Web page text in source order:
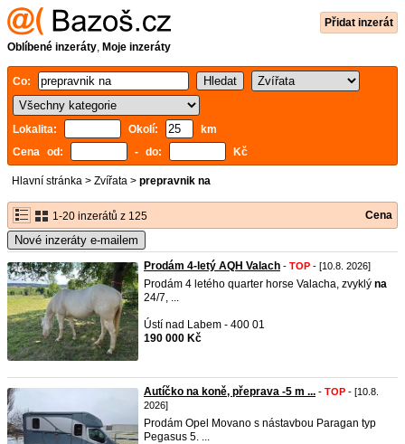
Přidat inzerát
Oblíbené inzeráty, Moje inzeráty
Co:
Lokalita: Okolí:
km
Cena od:
- do: Kč
Hlavní stránka > Zvířata > prepravnik na
1-20 inzerátů z 125 Cena
Nové inzeráty e-mailem
Prodám 4-letý AQH Valach - TOP - [10.8. 2026]
Prodám 4 letého quarter horse Valacha, zvyklý na
24/7, ...
Ústí nad Labem - 400 01
190 000 Kč
Autíčko na koně, přeprava -5 m ... - TOP - [10.8.
2026]
Prodám Opel Movano s nástavbou Paragan typ
Pegasus 5. ...